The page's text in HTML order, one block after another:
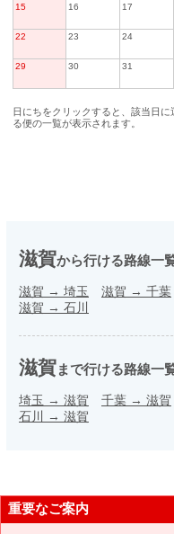
15 16 17
22 23 24
29 30 31
日にちをクリックすると、該当日に
る便の一覧が表示されます。
滋賀から行ける路線一
滋賀 → 埼玉 滋賀 → 千葉
滋賀 → 石川
滋賀まで行ける路線一
埼玉 → 滋賀 千葉 → 滋賀
石川 → 滋賀
重要なご案内